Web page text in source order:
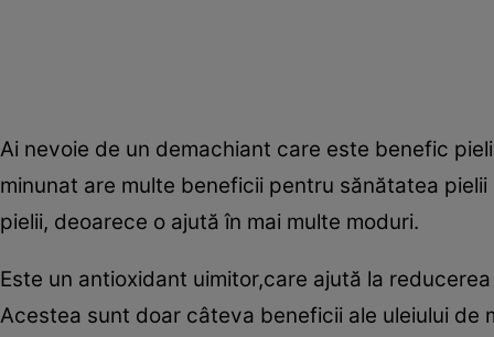
Ai nevoie de un demachiant care este benefic
minunat are multe beneficii pentru sănătatea
pielii, deoarece o ajută în mai multe moduri.
Este un antioxidant uimitor,care ajută la
Acestea sunt doar câteva beneficii ale uleiului